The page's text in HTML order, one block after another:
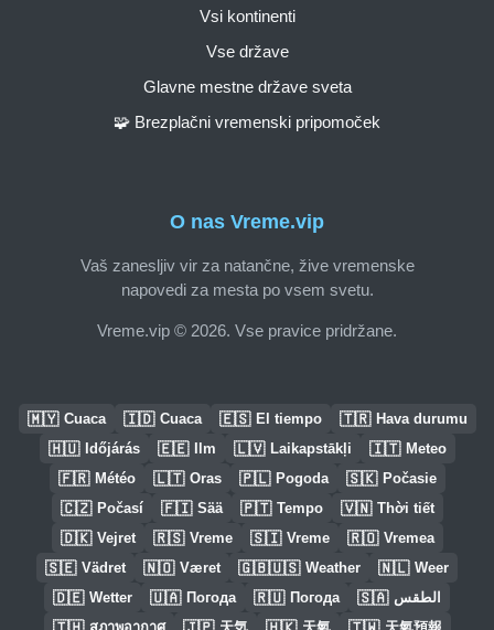
O nas Vreme.vip
Vaš zanesljiv vir za natančne, žive vremenske
napovedi za mesta po vsem svetu.
Vreme.vip © 2026. Vse pravice pridržane.
Vsi kontinenti
Vse države
Glavne mestne države sveta
🧩 Brezplačni vremenski pripomoček
🇲🇾 Cuaca 🇮🇩 Cuaca 🇪🇸 El tiempo 🇹🇷 Hava durumu
🇭🇺 Időjárás 🇪🇪 Ilm 🇱🇻 Laikapstākļi 🇮🇹 Meteo
🇫🇷 Météo 🇱🇹 Oras 🇵🇱 Pogoda 🇸🇰 Počasie
🇨🇿 Počasí 🇫🇮 Sää 🇵🇹 Tempo 🇻🇳 Thời tiết
🇩🇰 Vejret 🇷🇸 Vreme 🇸🇮 Vreme 🇷🇴 Vremea
🇸🇪 Vädret 🇳🇴 Været 🇬🇧🇺🇸 Weather 🇳🇱 Weer
🇩🇪 Wetter 🇺🇦 Погода 🇷🇺 Погода 🇸🇦 الطقس